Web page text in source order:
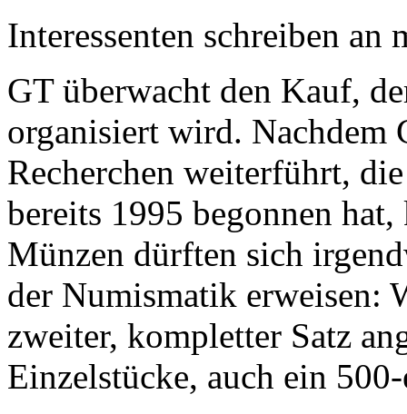
Interessenten schreiben
GT überwacht den Kauf,
organisiert wird. Nachdem
Recherchen weiterführt,
bereits 1995 begonnen
Münzen dürften sich
der Numismatik erweisen:
zweiter, kompletter Satz
Einzelstücke, auch ein